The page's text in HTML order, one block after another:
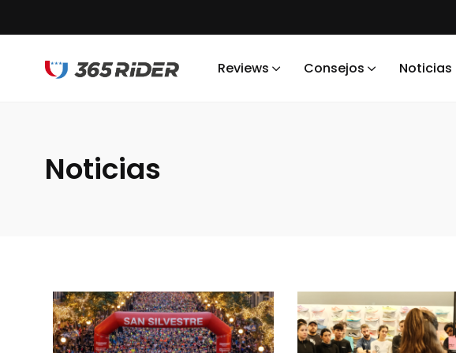
Reviews Consejos Noticias
Noticias